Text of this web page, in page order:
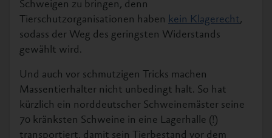
Schweigen zu bringen, denn
Tierschutzorganisationen haben kein Klagerecht,
sodass der Weg des geringsten Widerstands
gewählt wird.
Und auch vor schmutzigen Tricks machen
Massentierhalter nicht unbedingt halt. So hat
kürzlich ein norddeutscher Schweinemäster seine
70 kränksten Schweine in eine Lagerhalle (!)
transportiert, damit sein Tierbestand vor dem